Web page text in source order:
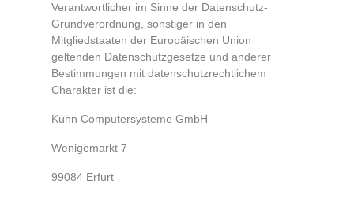
Verantwortlicher im Sinne der Datenschutz-
Grundverordnung, sonstiger in den
Mitgliedstaaten der Europäischen Union
geltenden Datenschutzgesetze und anderer
Bestimmungen mit datenschutzrechtlichem
Charakter ist die:
Kühn Computersysteme GmbH
Wenigemarkt 7
99084 Erfurt